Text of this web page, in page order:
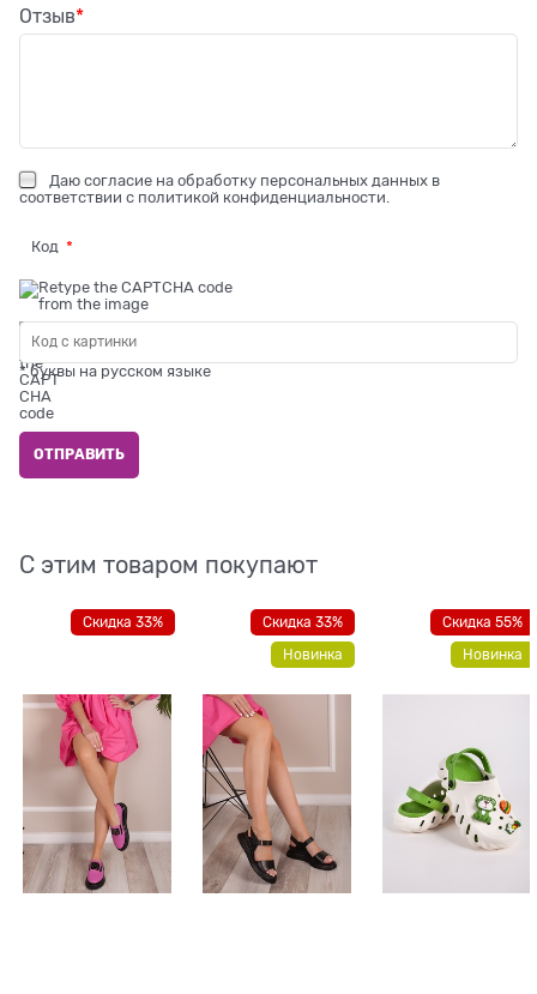
Отзыв
Даю согласие на обработку персональных данных в
соответствии с политикой конфиденциальности
Код
* буквы на русском языке
С этим товаром покупают
Скидка 33%
Скидка 33%
Новинка
Скидка 55%
Новинка